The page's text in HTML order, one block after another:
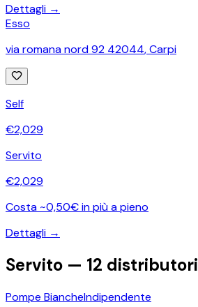
Dettagli →
Esso
via romana nord 92 42044,Carpi
Self
€2,029
Servito
€2,029
Costa ~0,50€ in più a pieno
Dettagli →
Servito — 12 distributori
Pompe BiancheIndipendente